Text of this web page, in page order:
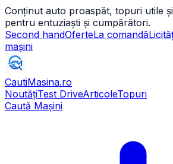
Conținut auto proaspăt, topuri utile
pentru entuziaști și cumpărători.
Second handOferteLa comandă
mașini
CautiMasina.ro
NoutățiTest DriveArticoleTopuri
Caută Mașini